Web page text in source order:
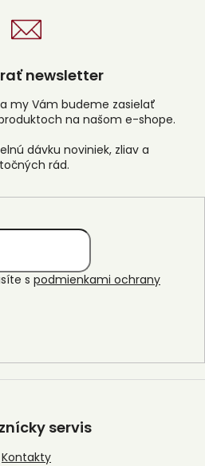
newsletter
my Vám budeme zasielať
na našom e-shope.
s podmienkami ochrany
servis
Kontakty